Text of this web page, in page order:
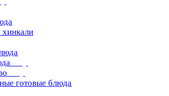
готовые блюда